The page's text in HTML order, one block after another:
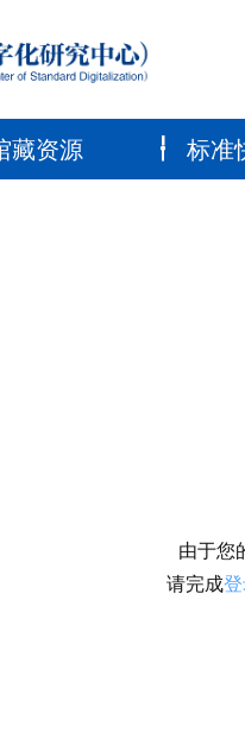
藏资源 标准
由于您
请完成